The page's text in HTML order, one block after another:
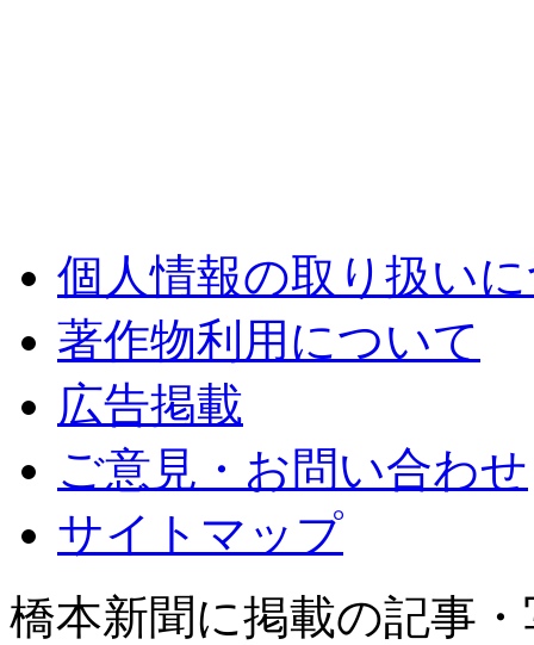
個人情報の取り扱い
著作物利用について
広告掲載
ご意見・お問い合わせ
サイトマップ
橋本新聞に掲載の記事